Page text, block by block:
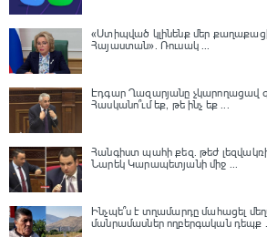
«Ստիպված կլինենք մեր
Հայաստան»․ Ռուսակ ...
Էդգար Ղազարյանը չկարողացավ
Հասկանո՞ւմ եք, թե ինչ եք ...
Հանգիստ պահի քեզ. թեժ
Նարեկ Կարապետյանի միջ ...
Ինչպե՞ս է տղամարդը մահացել
մանրամասներ ողբերգական դեպք